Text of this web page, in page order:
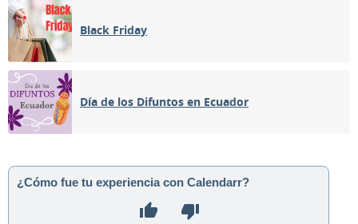
Black Friday
Día de los Difuntos en Ecuador
¿Cómo fue tu experiencia con Calendarr?